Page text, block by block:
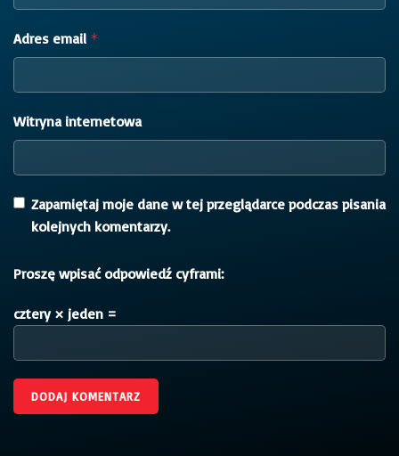
Adres email *
Witryna internetowa
Zapamiętaj moje dane w tej przeglądarce podczas pisania
kolejnych komentarzy.
Proszę wpisać odpowiedź cyframi:
cztery × jeden =